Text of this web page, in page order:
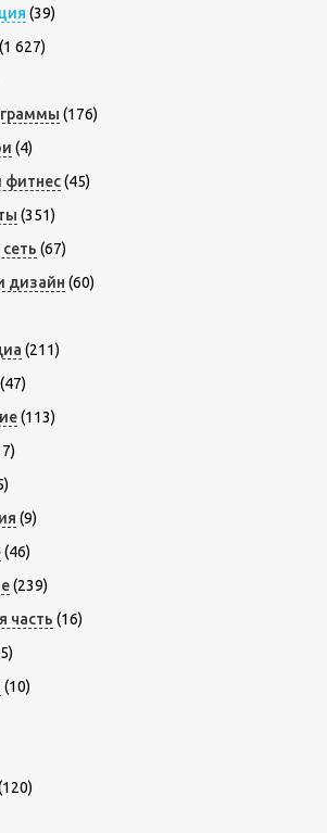
(39)
627)
(176)
(4)
фитнес(45)
(351)
(67)
дизайн (60)
(211)
(47)
(113)
(9)
(46)
(239)
часть (16)
(10)